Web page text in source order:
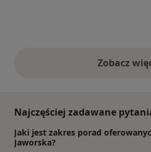
Zobacz
Najczęściej zadawane
Jaki jest zakres porad
Jaworska?